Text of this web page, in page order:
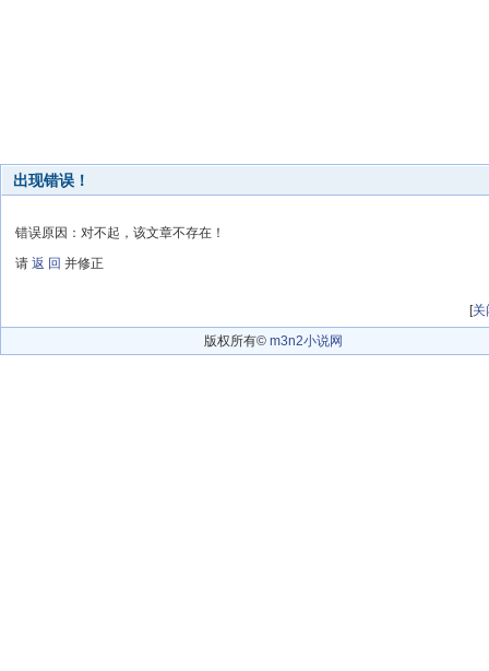
出现错误！
错误原因：对不起，该文章不存在！
请 返 回 并修正
[关
版权所有© m3n2小说网